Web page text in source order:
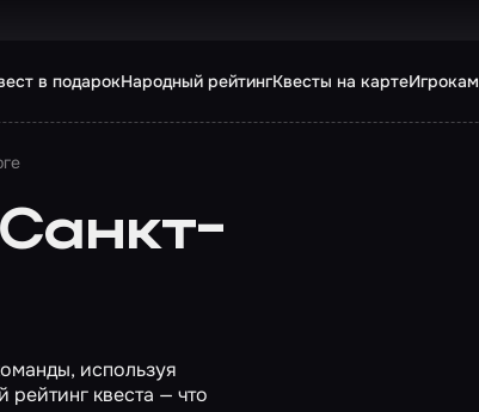
в подарокНародный рейтингКвесты на картеИгрокам
используя
квеста — что